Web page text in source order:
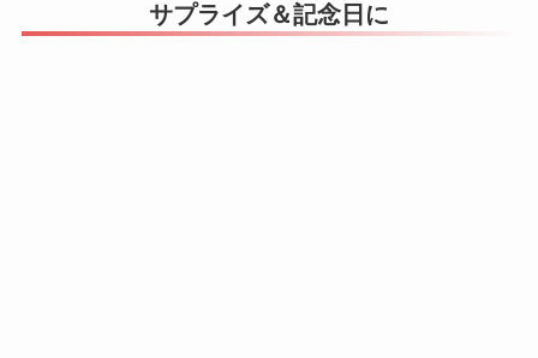
サプライズ＆記念日に